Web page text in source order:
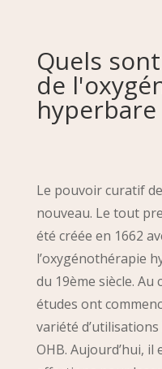
Quels
de
hyperbare
Le pouvoir curatif de
nouveau. Le tout
été créée en 1662
l’oxygénothérapie
du 19ème siècle. Au
études ont
variété
OHB. Aujourd’hui,